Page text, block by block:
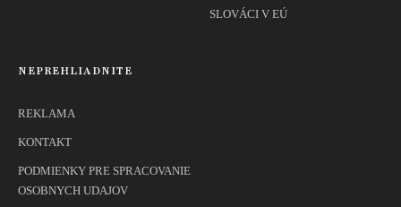
SLOVÁCI V EÚ
NEPREHLIADNITE
REKLAMA
KONTAKT
PODMIENKY PRE SPRACOVANIE
OSOBNYCH UDAJOV